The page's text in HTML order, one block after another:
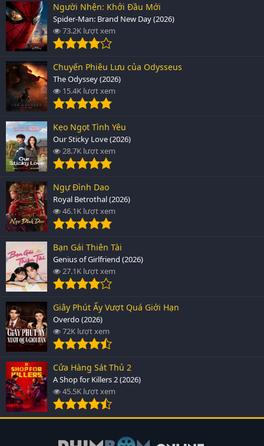
Người Nhện: Khởi Đầu Mới
Spider-Man: Brand New Day (2026)
73.2K lượt xem
Chuyến Phiêu Lưu của Odysseus
The Odyssey (2026)
15.4K lượt xem
Kẹo Ngọt Tình Yêu
Our Sticky Love (2026)
28.7K lượt xem
Ngự Đình Dao
Royal Betrothal (2026)
46.1K lượt xem
Bạn Gái Thiên Tài
Genius of Girlfriend (2026)
27.1K lượt xem
Giây Phút Ấy Vượt Quá Giới Hạn
Overdo (2026)
72K lượt xem
Cửa Hàng Sát Thủ 2
A Shop for Killers 2 (2026)
45.5K lượt xem